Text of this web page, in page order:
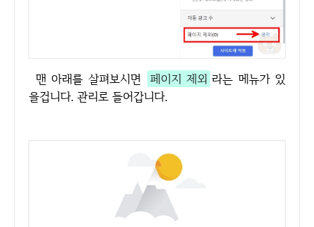
맨 아래를 살펴보시면 페이지 제외 라는 메뉴가 있
을겁니다. 관리로 들어갑니다.